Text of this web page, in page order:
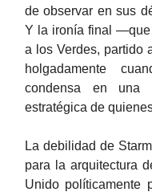
de observar en sus
Y la ironía final —que
a los Verdes, partido
holgadamente
condensa en una
estratégica de
La debilidad de
para la arquitectura
Unido políticamente